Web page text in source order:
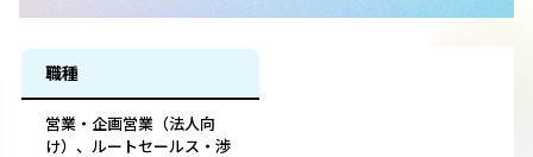
職種
営業・企画営業（法人向
け）、ルートセールス・渉